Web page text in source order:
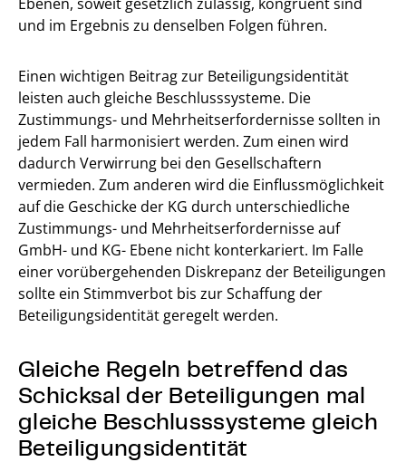
und im Ergebnis zu denselben Folgen führen.
Einen wichtigen Beitrag zur Beteiligungsidentität
leisten auch gleiche Beschlusssysteme. Die
Zustimmungs- und Mehrheitserfordernisse sollten in
jedem Fall harmonisiert werden. Zum einen wird
dadurch Verwirrung bei den Gesellschaftern
vermieden. Zum anderen wird die Einflussmöglichkeit
auf die Geschicke der KG durch unterschiedliche
Zustimmungs- und Mehrheitserfordernisse auf
GmbH- und KG- Ebene nicht konterkariert. Im Falle
einer vorübergehenden Diskrepanz der Beteiligungen
sollte ein Stimmverbot bis zur Schaffung der
Beteiligungsidentität geregelt werden.
Gleiche Regeln betreffend das
Schicksal der Beteiligungen mal
gleiche Beschlusssysteme gleich
Beteiligungsidentität